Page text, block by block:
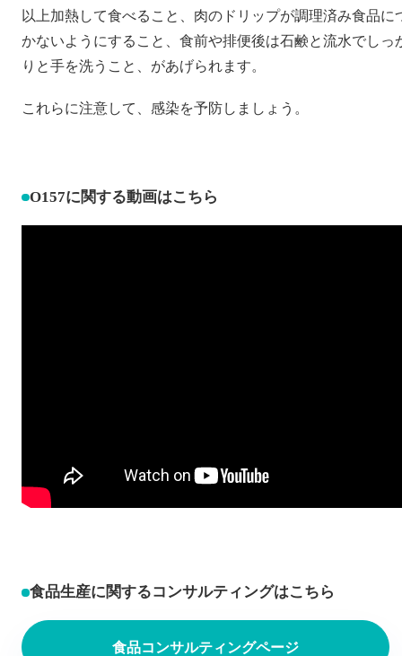
以上加熱して食べること、肉のドリップが調理済み食品に
かないようにすること、食前や排便後は石鹸と流水でしっ
りと手を洗うこと、があげられます。
これらに注意して、感染を予防しましょう。
O157に関する動画はこちら
食品生産に関するコンサルティングはこちら
食品コンサルティングページ